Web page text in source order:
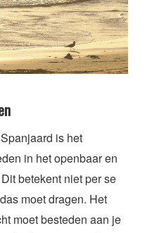
is het
in het openbaar en
betekent niet per se
moet dragen. Het
moet besteden aan je